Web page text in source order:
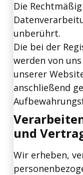
Die
unberührt.
Die bei der
werden von
unserer
anschließend
und
Wir erheben,